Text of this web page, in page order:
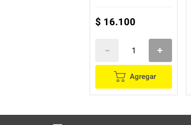
$ 16.100
Agregar